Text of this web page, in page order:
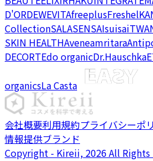
D'ORDEWEVITAfreeplusFreshel
CollectionSALASENSAIsuisai
SKIN HEALTHAveneamritara
DECORTEdo organicDr.Hauschka
organicsLa Casta
会社概要利用規約プライバシーポ
情報提供ブランド
Copyright - Kireii, 2026 All Rights